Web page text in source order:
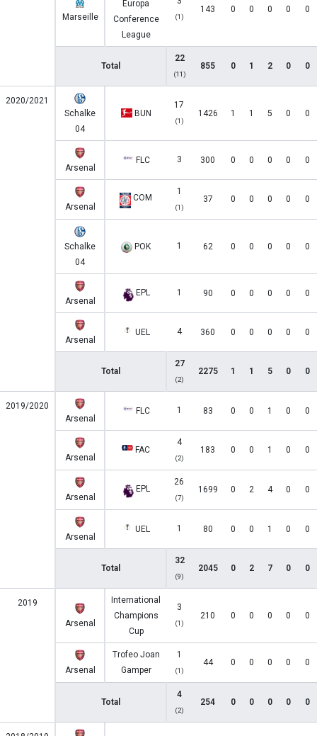
Marseille
Europa
Conference
League
(1)
143 0 0 0 0 0
Total
22
(11)
855 0 1 2 0 0
2020/2021
Schalke
04
BUN
17
(1)
1426 1 1 5 0 0
Arsenal
FLC 3 300 0 0 0 0 0
Arsenal
COM
1
(1)
37 0 0 0 0 0
Schalke
04
POK 1 62 0 0 0 0 0
Arsenal
EPL 1 90 0 0 0 0 0
Arsenal
UEL 4 360 0 0 0 0 0
Total
27
(2)
2275 1 1 5 0 0
2019/2020
Arsenal
FLC 1 83 0 0 1 0 0
Arsenal
FAC
4
(2)
183 0 0 1 0 0
Arsenal
EPL
26
(7)
1699 0 2 4 0 0
Arsenal
UEL 1 80 0 0 1 0 0
Total
32
(9)
2045 0 2 7 0 0
2019
Arsenal
International
Champions
Cup
3
(1)
210 0 0 0 0 0
Arsenal
Trofeo Joan
Gamper
1
(1)
44 0 0 0 0 0
Total
4
(2)
254 0 0 0 0 0